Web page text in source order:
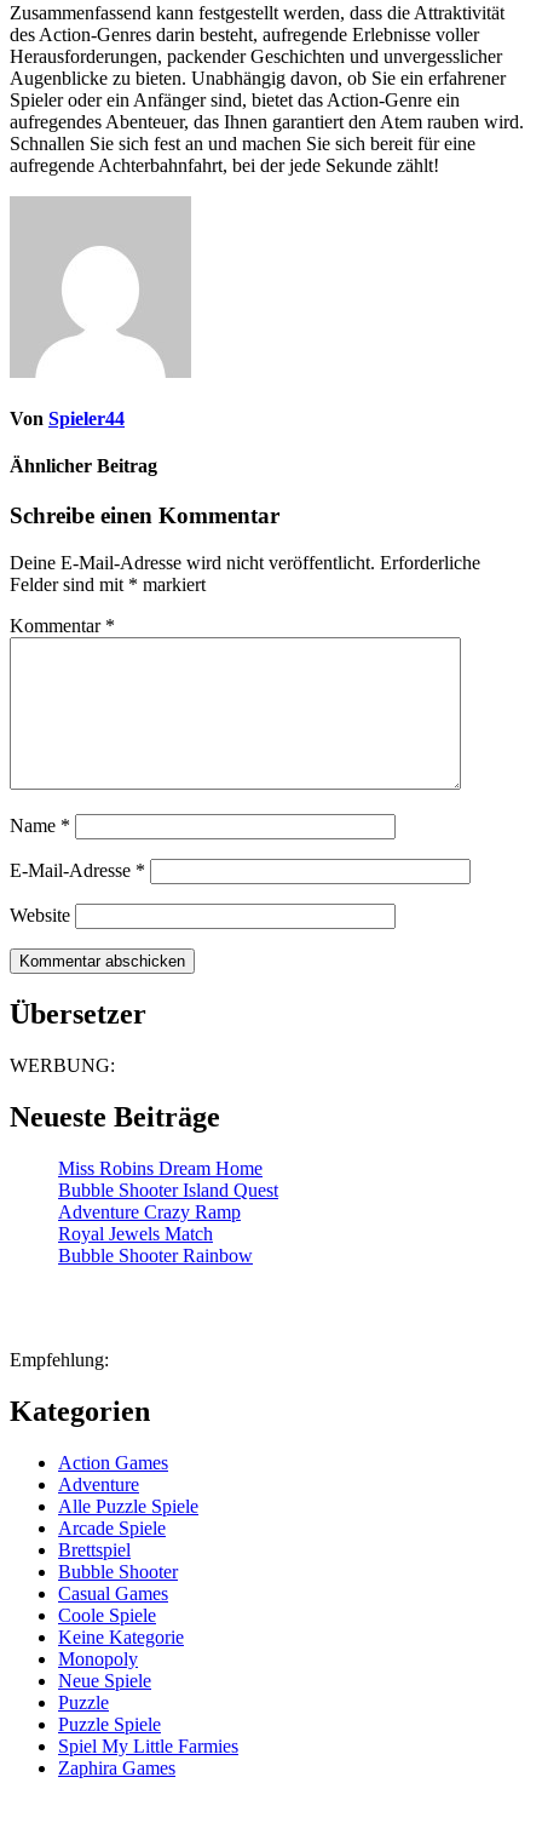
Zusammenfassend kann festgestellt werden, dass die Attraktivität
des Action-Genres darin besteht, aufregende Erlebnisse voller
Herausforderungen, packender Geschichten und unvergesslicher
Augenblicke zu bieten. Unabhängig davon, ob Sie ein erfahrener
Spieler oder ein Anfänger sind, bietet das Action-Genre ein
aufregendes Abenteuer, das Ihnen garantiert den Atem rauben wird.
Schnallen Sie sich fest an und machen Sie sich bereit für eine
aufregende Achterbahnfahrt, bei der jede Sekunde zählt!
Von Spieler44
Ähnlicher Beitrag
Schreibe einen Kommentar
Deine E-Mail-Adresse wird nicht veröffentlicht. Erforderliche
Felder sind mit * markiert
Kommentar *
Name *
E-Mail-Adresse *
Website
Übersetzer
WERBUNG:
Neueste Beiträge
Miss Robins Dream Home
Bubble Shooter Island Quest
Adventure Crazy Ramp
Royal Jewels Match
Bubble Shooter Rainbow
Empfehlung:
Kategorien
Action Games
Adventure
Alle Puzzle Spiele
Arcade Spiele
Brettspiel
Bubble Shooter
Casual Games
Coole Spiele
Keine Kategorie
Monopoly
Neue Spiele
Puzzle
Puzzle Spiele
Spiel My Little Farmies
Zaphira Games